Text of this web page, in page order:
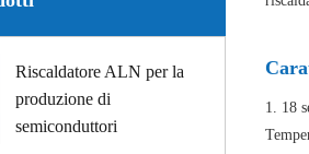
Riscaldatore ALN per la
produzione di
semiconduttori
1. 18